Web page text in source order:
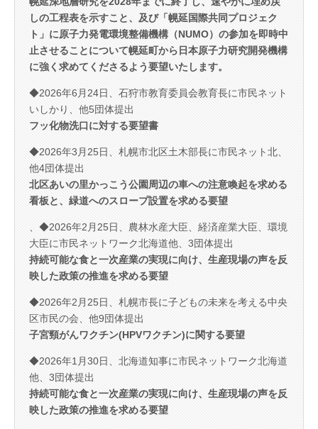
しの工程表を示すこと、及び「幌延国際共同プロジェク
ト」に原子力発電環境整備機構（NUMO）の参加を即時中
止させることについて幌延町から日本原子力研究開発機構
に強く求めてくださるよう要望いたします。
◆2026年6月24日、石狩市教育委員会教育長に市民ネット
いしかり、他5団体提出
フッ化物洗口に対する要望書
◆2026年3月25日、札幌市北区土木部長に市民ネット北、
他4団体提出
北区あいの里かっこう公園周辺の車への注意喚起を求める
看板と、緑道へのスロープ設置を求める要望
、◆2026年2月25日、農林水産大臣、経済産業大臣、環境
大臣に市民ネットワーク北海道他、3団体提出
持続可能な食と一次産業の実現に向け、生産現場の声を反
映した政策の推進を求める要望
◆2026年2月25日、札幌市長に子どもの未来を考える中央
区市民の会、他9団体提出
子宮頸がんワクチン(HPVワクチン)に関する要望
◆2026年1月30日、北海道知事に市民ネットワーク北海道
他、3団体提出
持続可能な食と一次産業の実現に向け、生産現場の声を反
映した政策の推進を求める要望